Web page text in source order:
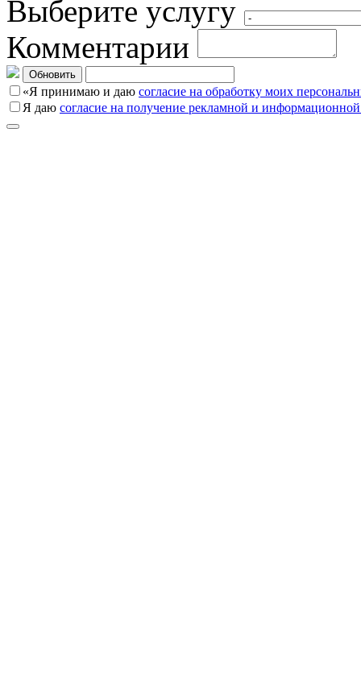
Выберите услугу
Комментарии
Обновить
«Я принимаю и даю согласие на обработку моих
Я даю согласие на получение рекламной и